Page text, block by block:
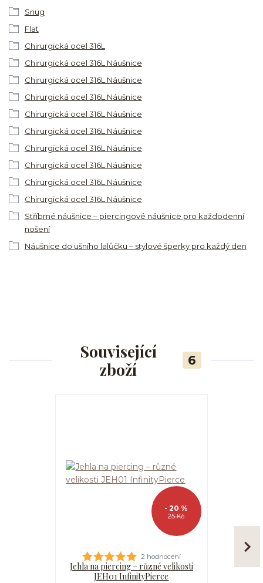
Snug
Flat
Chirurgická ocel 316L
Chirurgická ocel 316L Náušnice
Chirurgická ocel 316L Náušnice
Chirurgická ocel 316L Náušnice
Chirurgická ocel 316L Náušnice
Chirurgická ocel 316L Náušnice
Chirurgická ocel 316L Náušnice
Chirurgická ocel 316L Náušnice
Chirurgická ocel 316L Náušnice
Chirurgická ocel 316L Náušnice
Stříbrné náušnice – piercingové náušnice pro každodenní
nošení
Náušnice do ušního lalůčku – stylové šperky pro každý den
Související
zboží
6
25 Kč
- 20 %
2 hodnocení
Jehla na piercing – různé velikosti
JEH01 InfinityPierce